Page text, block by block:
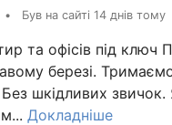
• Був на сайті 14 днів тому
та офісів під ключ
березі.
шкідливих звичок.
Докладніше